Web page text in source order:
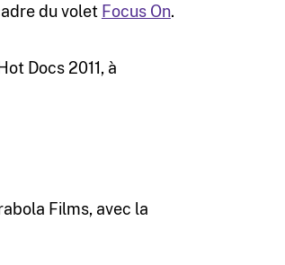
du volet Focus On.
Docs 2011, à
Films, avec la